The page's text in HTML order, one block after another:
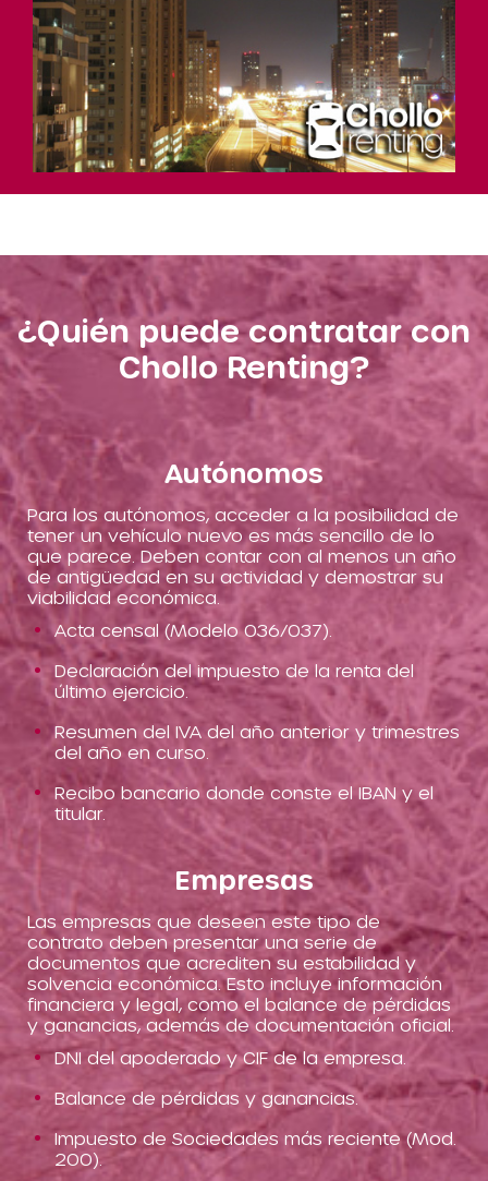
¿Quién puede contratar con
Chollo Renting?
Autónomos
Para los autónomos, acceder a la posibilidad de
tener un vehículo nuevo es más sencillo de lo
que parece. Deben contar con al menos un año
de antigüedad en su actividad y demostrar su
viabilidad económica.
Acta censal (Modelo 036/037).
Declaración del impuesto de la renta del
último ejercicio.
Resumen del IVA del año anterior y trimestres
del año en curso.
Recibo bancario donde conste el IBAN y el
titular.
Empresas
Las empresas que deseen este tipo de
contrato deben presentar una serie de
documentos que acrediten su estabilidad y
solvencia económica. Esto incluye información
financiera y legal, como el balance de pérdidas
y ganancias, además de documentación oficial.
DNI del apoderado y CIF de la empresa.
Balance de pérdidas y ganancias.
Impuesto de Sociedades más reciente (Mod.
200).